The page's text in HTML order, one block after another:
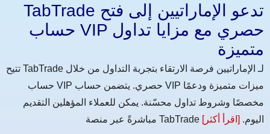
TabTrade تدعو الإماراتيين إلى فتح
حساب VIP حصري مع مزايا تداول
متميزة
تتيح TabTrade لـ الإماراتيين فرصة الارتقاء بتجربة التداول من خلال
حساب VIP حصري. يتضمن حساب VIP ميزات متميزة ودعمًا
مخصصًا وشروط تداول محسّنة. يمكن للعملاء المؤهلين التقديم
مباشرةً عبر منصة TabTrade اليوم. [اقرأ أكثر]